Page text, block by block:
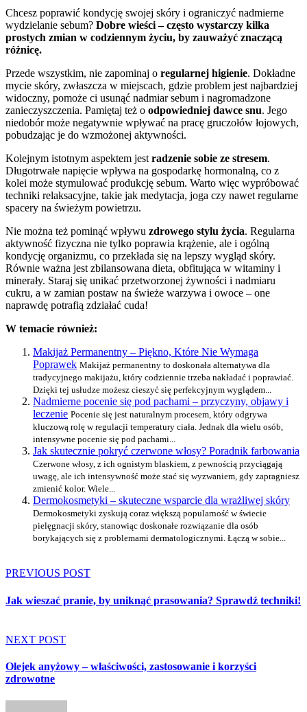
Chcesz poprawić kondycję swojej skóry i ograniczyć nadmierne
wydzielanie sebum? Dobre wieści – często wystarczy kilka
prostych zmian w codziennym życiu, by zauważyć znaczącą
różnicę.
Przede wszystkim, nie zapominaj o regularnej higienie. Dokładne
mycie skóry, zwłaszcza w miejscach, gdzie problem jest najbardziej
widoczny, pomoże ci usunąć nadmiar sebum i nagromadzone
zanieczyszczenia. Pamiętaj też o odpowiedniej dawce snu. Jego
niedobór może negatywnie wpływać na pracę gruczołów łojowych,
pobudzając je do wzmożonej aktywności.
Kolejnym istotnym aspektem jestradzenie sobie ze stresem.
Długotrwałe napięcie wpływa na gospodarkę hormonalną, co z
kolei może stymulować produkcję sebum. Warto więc wypróbować
techniki relaksacyjne, takie jak medytacja, joga czy nawet regularne
spacery na świeżym powietrzu.
Nie można też pominąć wpływu zdrowego stylu życia. Regularna
aktywność fizyczna nie tylko poprawia krążenie, ale i ogólną
kondycję organizmu, co przekłada się na lepszy wygląd skóry.
Równie ważna jest zbilansowana dieta, obfitująca w witaminy i
minerały. Staraj się unikać przetworzonej żywności i nadmiaru
cukru, a w zamian postaw na świeże warzywa i owoce – one
naprawdę potrafią zdziałać cuda!
W temacie również:
Makijaż Permanentny – Piękno, Które Nie Wymaga
Poprawek Makijaż permanentny to doskonała alternatywa dla
tradycyjnego makijażu, który codziennie trzeba nakładać i poprawiać.
Dzięki tej usłudze możesz cieszyć się perfekcyjnym wyglądem...
Nadmierne pocenie się pod pachami – przyczyny, objawy i
leczenie Pocenie się jest naturalnym procesem, który odgrywa
kluczową rolę w regulacji temperatury ciała. Jednak dla wielu osób,
intensywne pocenie się pod pachami...
Jak skutecznie pokryć czerwone włosy? Poradnik farbowania
Czerwone włosy, z ich ognistym blaskiem, z pewnością przyciągają
uwagę, ale ich intensywność może stać się wyzwaniem, gdy zapragniesz
zmienić kolor. Wiele...
Dermokosmetyki – skuteczne wsparcie dla wrażliwej skóry
Dermokosmetyki zyskują coraz większą popularność w świecie
pielęgnacji skóry, stanowiąc doskonałe rozwiązanie dla osób
borykających się z problemami dermatologicznymi. Łączą w sobie...
PREVIOUS POST
Jak wieszać pranie, by uniknąć prasowania? Sprawdź techniki!
NEXT POST
Olejek anyżowy – właściwości, zastosowanie i korzyści
zdrowotne